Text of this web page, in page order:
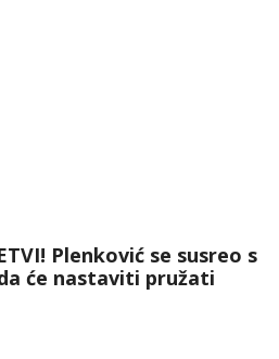
Plenković se susreo s
će nastaviti pružati